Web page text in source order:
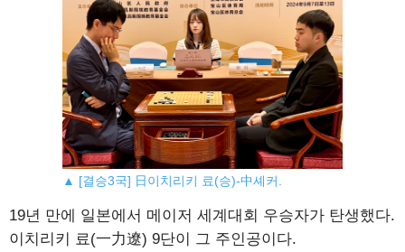
▲ [결승3국] 日이치리키 료(승)-中셰커.
19년 만에 일본에서 메이저 세계대회 우승자가 탄생했다.
이치리키 료(一力遼) 9단이 그 주인공이다.